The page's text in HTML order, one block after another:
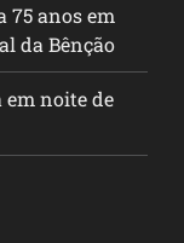
75 anos em
da Bênção
noite de